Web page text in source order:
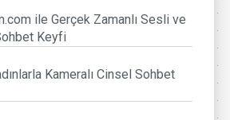
ile Gerçek Zamanlı Sesli ve
Keyfi
Kameralı Cinsel Sohbet